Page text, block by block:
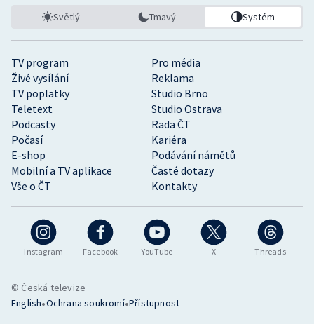
Instagram Facebook YouTube X Threads
TV program
Pro média
Živé vysílání
Reklama
TV poplatky
Studio Brno
Teletext
Studio Ostrava
Podcasty
Rada ČT
Počasí
Kariéra
E-shop
Podávání námětů
Mobilní a TV aplikace
Časté dotazy
Vše o ČT
Kontakty
Světlý Tmavý Systém
© Česká televize
English•Ochrana soukromí•Přístupnost